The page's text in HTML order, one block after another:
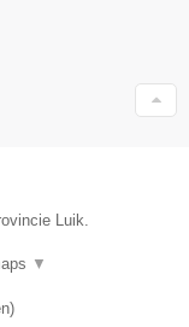
Luik.
▼
)